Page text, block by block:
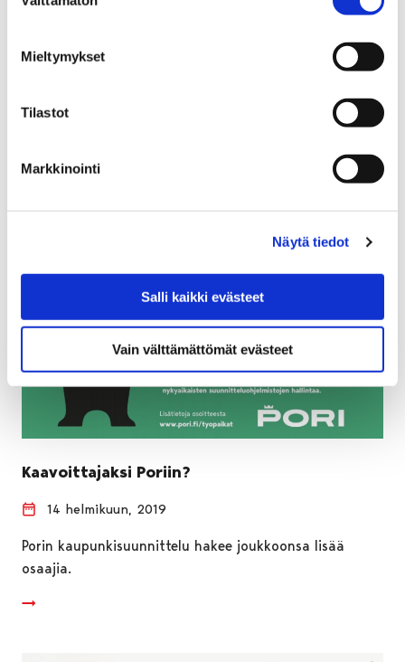
valinta
Mieltymykset
Tilastot
Markkinointi
Näytä tiedot
Salli kaikki evästeet
Vain välttämättömät evästeet
14 helmikuun, 2019
Porin lastenkulttuurikeskuksen suositut Vauvojen
värikylpy -työpajat Porin taidemuseossa ovat
harrastuksen on aloittanut jo monen monta
Kaavoittajaksi Poriin?
14 helmikuun, 2019
Porin kaupunkisuunnittelu hakee joukkoonsa lisää
osaajia.